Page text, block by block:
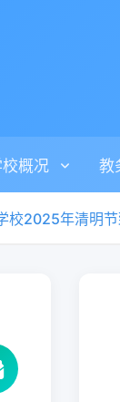
校概况 教
校2025年清明